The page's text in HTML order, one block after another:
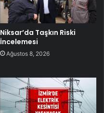
Niksar’da Taşkın Riski
İncelemesi
Ağustos 8, 2026